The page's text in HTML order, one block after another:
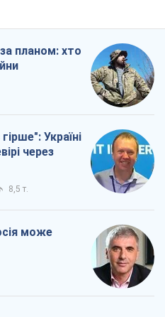
планом: хто
Україні
через
8,5 т.
може